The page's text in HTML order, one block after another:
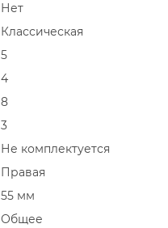
Нет
Классическая
5
4
8
3
Не комплектуется
Правая
55 мм
Общее